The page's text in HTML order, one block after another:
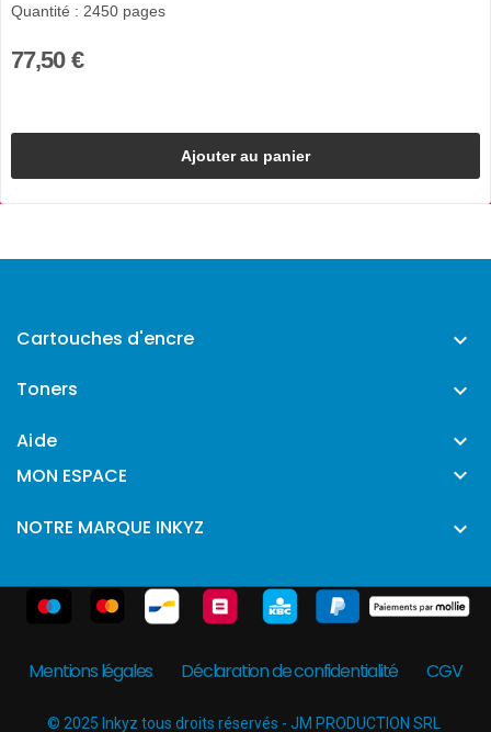
Quantité : 2450 pages
77,50 €
Ajouter au panier
Cartouches d'encre 
Toners 
Aide 
MON ESPACE 
NOTRE MARQUE INKYZ 
Mentions légales Déclaration de confidentialité CGV
© 2025 Inkyz tous droits réservés - JM PRODUCTION SRL